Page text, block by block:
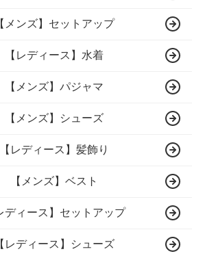
【メンズ】セットアップ
【レディース】水着
【メンズ】パジャマ
【メンズ】シューズ
【レディース】髪飾り
【メンズ】ベスト
ディース】セットアップ
【レディース】シューズ